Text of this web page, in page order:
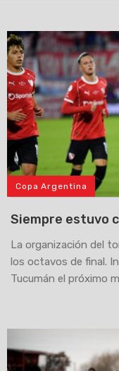
Copa Argentina
Siempre estuvo
La organización del
los octavos de final.
Tucumán el próximo